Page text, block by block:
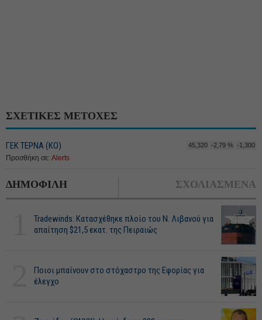
ΣΧΕΤΙΚΕΣ ΜΕΤΟΧΕΣ
ΓΕΚ ΤΕΡΝΑ (ΚΟ) 45,320 -2,79 % -1,300
Προσθήκη σε: Alerts
ΔΗΜΟΦΙΛΗ ΣΧΟΛΙΑΣΜΕΝΑ
Tradewinds: Κατασχέθηκε πλοίο του Ν. Λιβανού για
απαίτηση $21,5 εκατ. της Πειραιώς
Ποιοι μπαίνουν στο στόχαστρο της Εφορίας για
έλεγχο